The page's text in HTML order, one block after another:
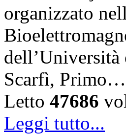
organizzato
Scarfì, Primo…
Letto 47686
Leggi tutto...